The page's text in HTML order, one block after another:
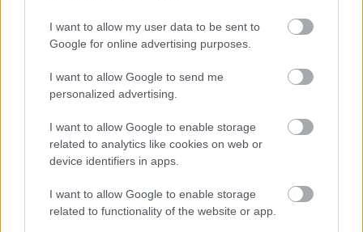
I want to allow my user data to be sent to
Google for online advertising purposes.
I want to allow Google to send me
personalized advertising.
I want to allow Google to enable storage
related to analytics like cookies on web or
device identifiers in apps.
I want to allow Google to enable storage
related to functionality of the website or app.
Előzetesek és kozmikus
beszélgetések a Kapcsolatfelvétel
Napján